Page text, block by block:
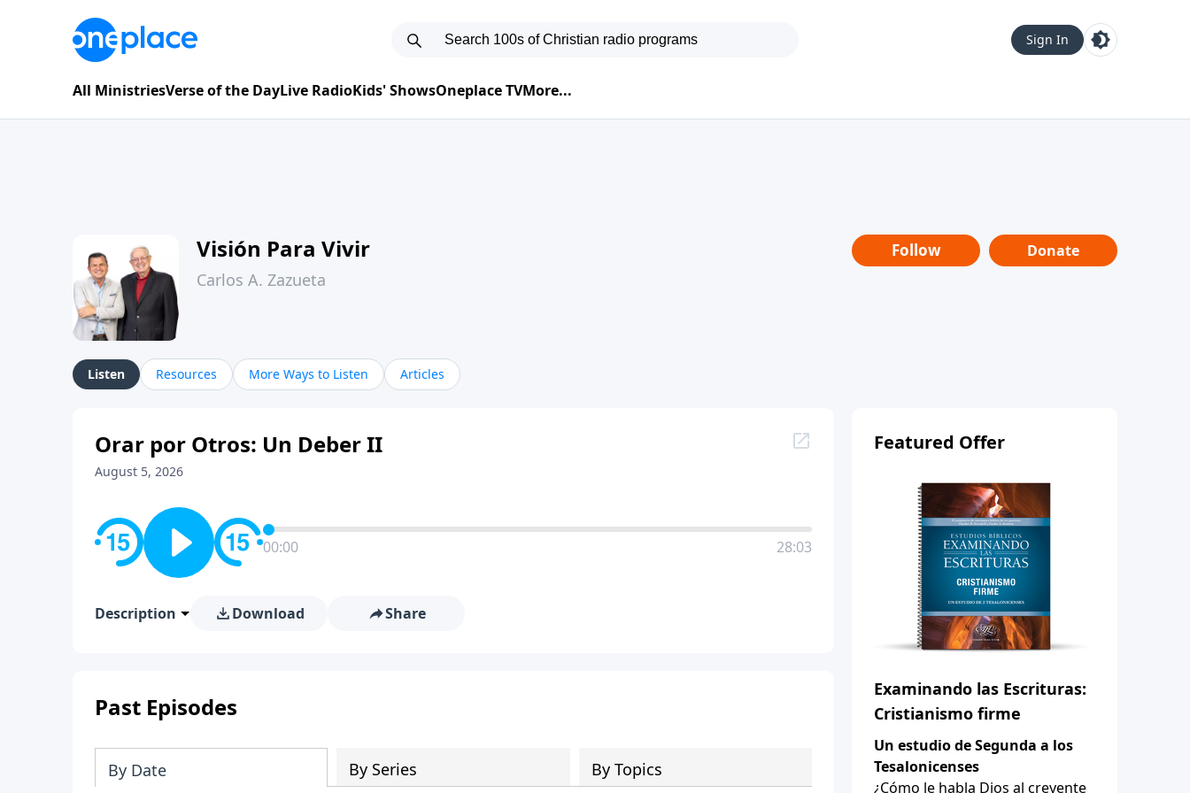
Sign In
All MinistriesVerse of the DayLive RadioKids' ShowsOneplace TVMore...
Visión Para Vivir
Carlos A. Zazueta
Follow Donate
Listen Resources More Ways to Listen Articles
Orar por Otros: Un Deber II
August 5, 2026
00:00 28:03
Description Download Share
Past Episodes
By Date By Series By Topics
Featured Offer
Examinando las Escrituras:
Cristianismo firme
Un estudio de Segunda a los
Tesalonicenses
¿Cómo le habla Dios al creyente